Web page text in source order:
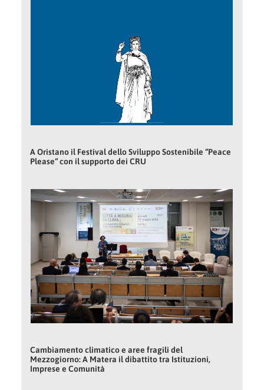
A Oristano il Festival dello Sviluppo Sostenibile “Peace
Please“ con il supporto dei CRU
Cambiamento climatico e aree fragili del
Mezzogiorno: A Matera il dibattito tra Istituzioni,
Imprese e Comunità